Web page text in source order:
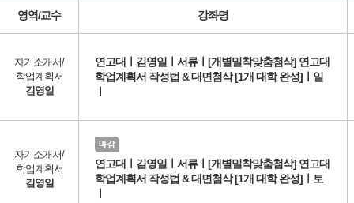
영역/교수 강좌명
자기소개서/
학업계획서
김영일
연고대ㅣ김영일ㅣ서류ㅣ[개별밀착맞춤첨삭] 연고대
학업계획서 작성법 & 대면첨삭 [1개 대학 완성]ㅣ일
자기소개서/
학업계획서
김영일
연고대ㅣ김영일ㅣ서류ㅣ[개별밀착맞춤첨삭] 연고대
학업계획서 작성법 & 대면첨삭 [1개 대학 완성]ㅣ토